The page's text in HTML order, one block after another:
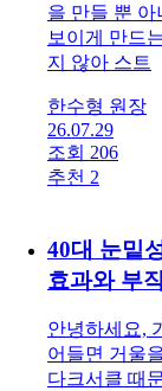
을 만들 뿐
보이게 만드
지 않아 스트
한수형 원장
26.07.29
조회 206
추천 2
40대 눈밑
효과와 부
안녕하세요,
어들면 거울
다크서클 때